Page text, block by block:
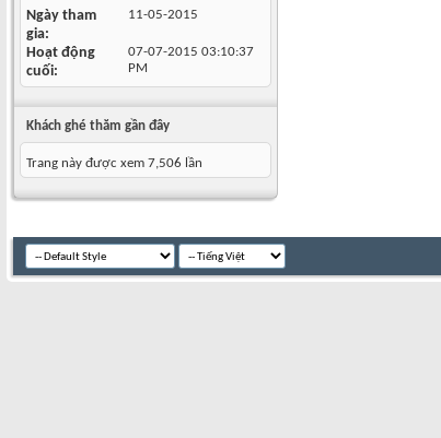
Ngày tham
gia
11-05-2015
Hoạt động
cuối
07-07-2015 03:10:37
PM
Khách ghé thăm gần đây
Trang này được xem 7,506 lần